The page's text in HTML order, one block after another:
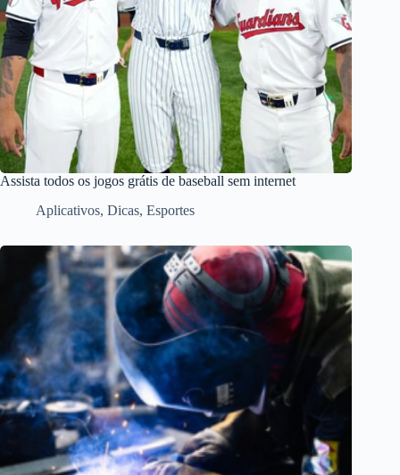
Assista todos os jogos grátis de baseball sem internet
Aplicativos, Dicas, Esportes